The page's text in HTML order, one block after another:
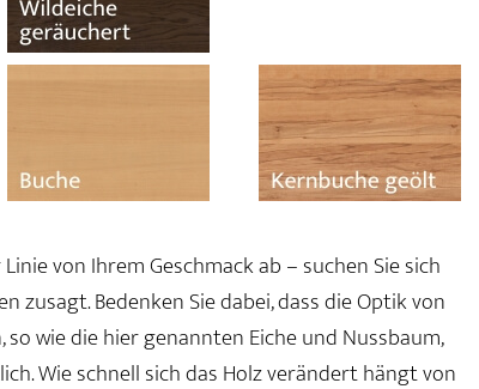
von Ihrem Geschmack ab – suchen Sie sich
zusagt. Bedenken Sie dabei, dass die Optik von
wie die hier genannten Eiche und Nussbaum,
Wie schnell sich das Holz verändert hängt von